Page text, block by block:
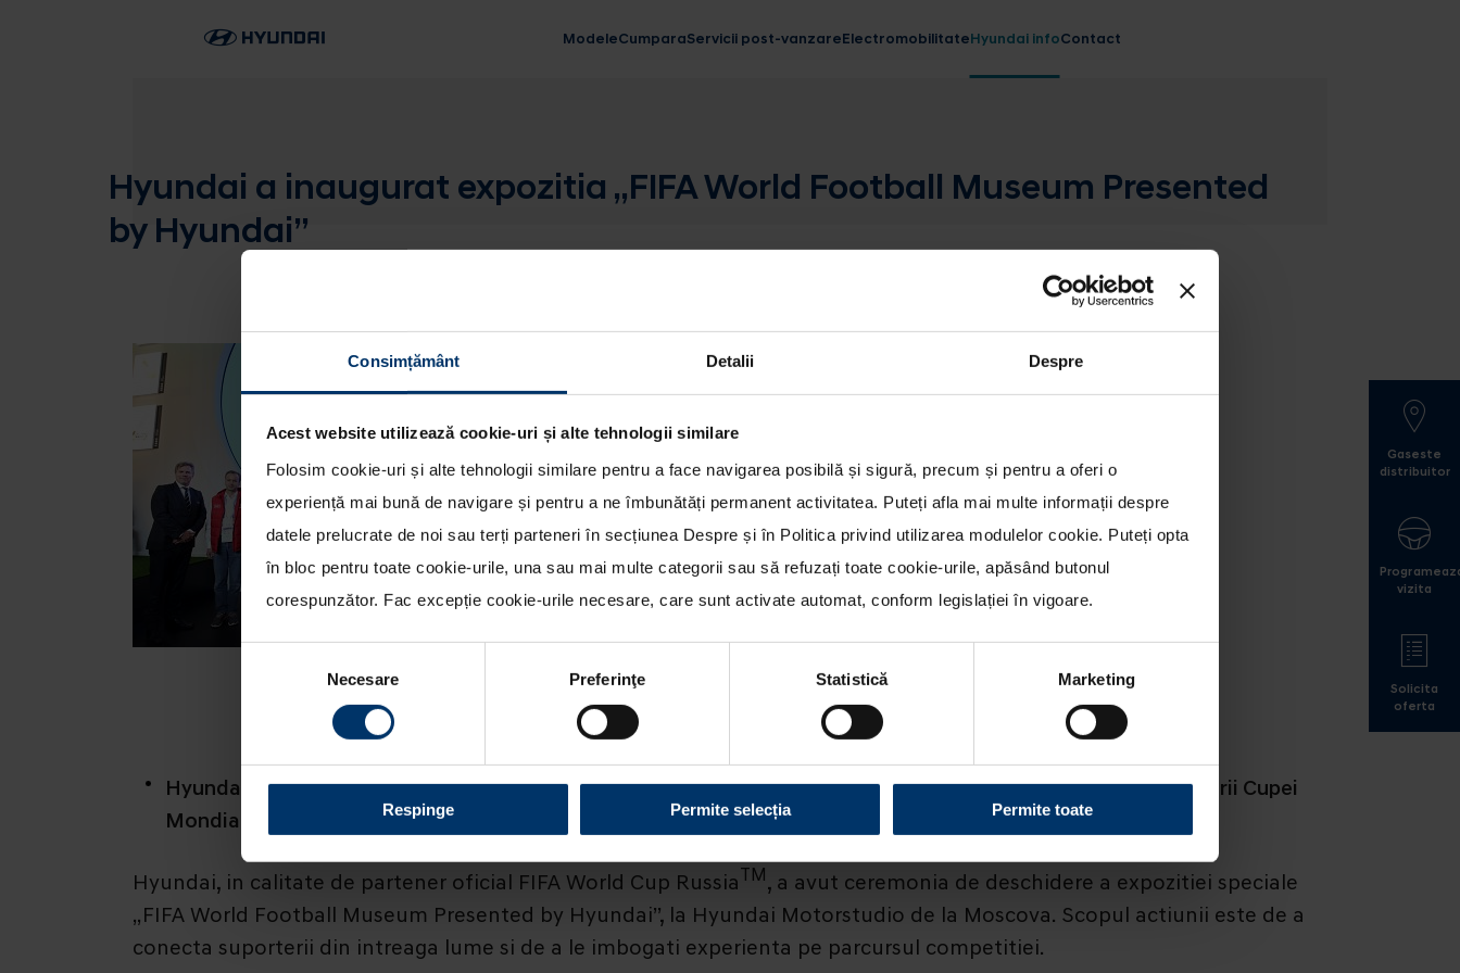
Consimțământ Detalii Despre
Acest website utilizează cookie-uri și alte tehnologii similare
Folosim cookie-uri și alte tehnologii similare pentru a face navigarea posibilă și sigură, precum și pentru a oferi o
experiență mai bună de navigare și pentru a ne îmbunătăți permanent activitatea. Puteți afla mai multe informații despre
datele prelucrate de noi sau terți parteneri în secțiunea Despre și în Politica privind utilizarea modulelor cookie. Puteți opta
în bloc pentru toate cookie-urile, una sau mai multe categorii sau să refuzați toate cookie-urile, apăsând butonul
corespunzător. Fac excepție cookie-urile necesare, care sunt activate automat, conform legislației în vigoare.
Selecția
consimțământului
Necesare Preferinţe Statistică Marketing
Respinge Permite selecția Permite toate
Hyundai a inaugurat expozitia „FIFA World Football Museum Presented
by Hyundai”
Hyundai gazduieste o expozitie speciala in cadrul Hyundai Motorstudio de la Moscova, in perioada desfasurarii Cupei
Mondiale FIFA 2018.
Hyundai, in calitate de partener oficial FIFA World Cup RussiaTM, a avut ceremonia de deschidere a expozitiei speciale
„FIFA World Football Museum Presented by Hyundai”, la Hyundai Motorstudio de la Moscova. Scopul actiunii este de a
conecta suporterii din intreaga lume si de a le imbogati experienta pe parcursul competitiei.
ModeleCumparaServicii post-vanzareElectromobilitateHyundai infoContact
Gaseste
distribuitor
vizita
Solicita
oferta